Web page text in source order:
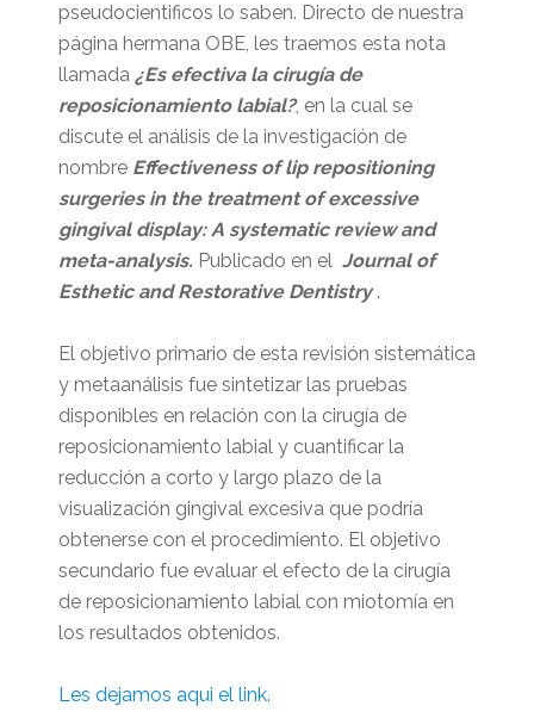
pseudocientificos lo saben. Directo de nuestra
página hermana OBE, les traemos esta nota
llamada ¿Es efectiva la cirugía de
reposicionamiento labial?, en la cual se
discute el análisis de la investigación de
nombre Effectiveness of lip repositioning
surgeries in the treatment of excessive
gingival display: A systematic review and
meta-analysis. Publicado en el Journal of
Esthetic and Restorative Dentistry .
El objetivo primario de esta revisión sistemática
y metaanálisis fue sintetizar las pruebas
disponibles en relación con la cirugía de
reposicionamiento labial y cuantificar la
reducción a corto y largo plazo de la
visualización gingival excesiva que podría
obtenerse con el procedimiento. El objetivo
secundario fue evaluar el efecto de la cirugía
de reposicionamiento labial con miotomía en
los resultados obtenidos.
Les dejamos aqui el link.